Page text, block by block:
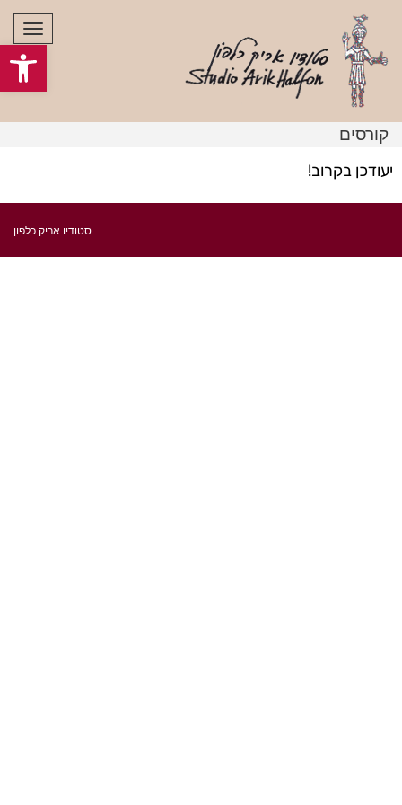
קורסים
יעודכן בקרוב!
סטודיו אריק כלפון
פתח